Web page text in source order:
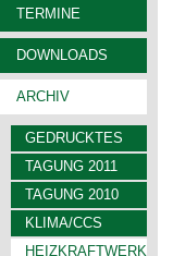
TERMINE
DOWNLOADS
ARCHIV
GEDRUCKTES
TAGUNG 2011
TAGUNG 2010
KLIMA/CCS
HEIZKRAFTWERK